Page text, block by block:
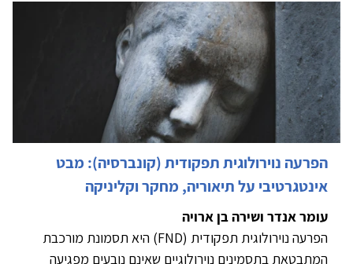
הפרעה נוירולוגית תפקודית (קונברסיה): מבט
אינטגרטיבי על תיאוריה, מחקר וקליניקה
עומר אנדר ושירה בן ארויה
הפרעה נוירולוגית תפקודית (FND) היא תסמונת מורכבת
המתבטאת בתסמינים נוירולוגיים שאינם נובעים מפגיעה